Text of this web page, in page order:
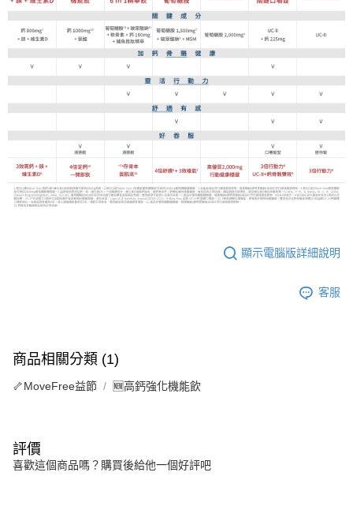
顯示電腦版詳細說明
客服
商品相關分類 (1)
🦴MoveFree益節 🆕高鈣強化機能飲
評價
喜歡這個商品嗎？購買後給他一個好評吧